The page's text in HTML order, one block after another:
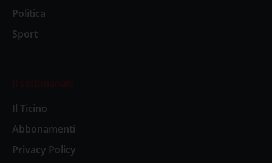
Politica
Sport
Il settimanale
Il Ticino
Abbonamenti
Privacy Policy